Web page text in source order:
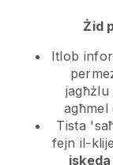
Żid
Itlob
jagħżlu
agħmel
Tista
fejn il-
iskeda